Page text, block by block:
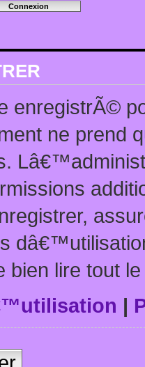
enregistrÃ©
ne prend
bien lire tout
|